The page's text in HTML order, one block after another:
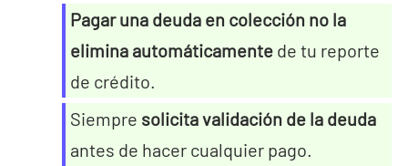
Pagar una deuda en colección no la
elimina automáticamente de tu reporte
de crédito.
Siempre solicita validación de la deuda
antes de hacer cualquier pago.